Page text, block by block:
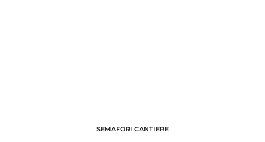
SEMAFORI CANTIERE